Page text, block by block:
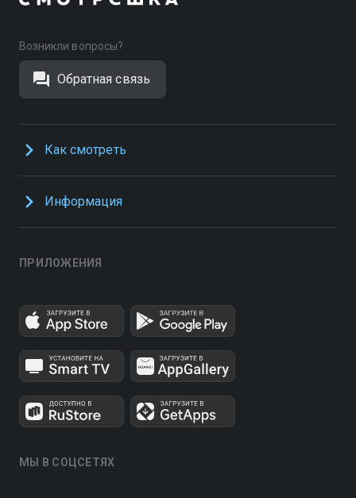
Возникли вопросы?
Обратная связь
Как смотреть
Информация
ПРИЛОЖЕНИЯ
МЫ В СОЦСЕТЯХ